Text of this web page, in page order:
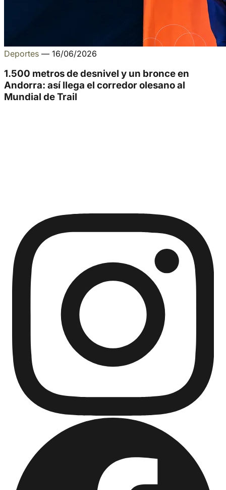
Deportes — 16/06/2026
1.500 metros de desnivel y un bronce en
Andorra: así llega el corredor olesano al
Mundial de Trail